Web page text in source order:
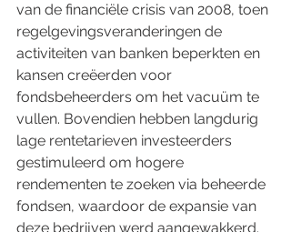
van de financiële crisis van 2008, toen
regelgevingsveranderingen de
activiteiten van banken beperkten en
kansen creëerden voor
fondsbeheerders om het vacuüm te
vullen. Bovendien hebben langdurig
lage rentetarieven investeerders
gestimuleerd om hogere
rendementen te zoeken via beheerde
fondsen, waardoor de expansie van
deze bedrijven werd aangewakkerd.